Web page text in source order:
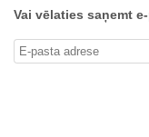
Vai vēlaties saņemt